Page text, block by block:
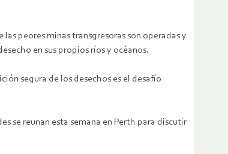
peores minas transgresoras son operadas y
en sus propios ríos y océanos.
segura de los desechos es el desafío
se reunan esta semana en Perth para discutir